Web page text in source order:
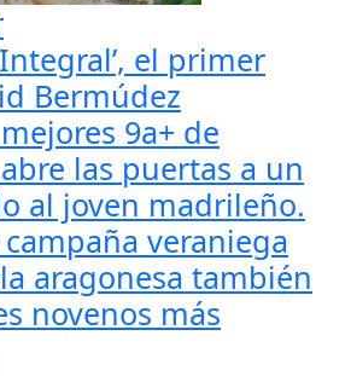
el primer
Bermúdez
9a+ de
las puertas a un
al joven madrileño.
veraniega
aragonesa también
novenos más